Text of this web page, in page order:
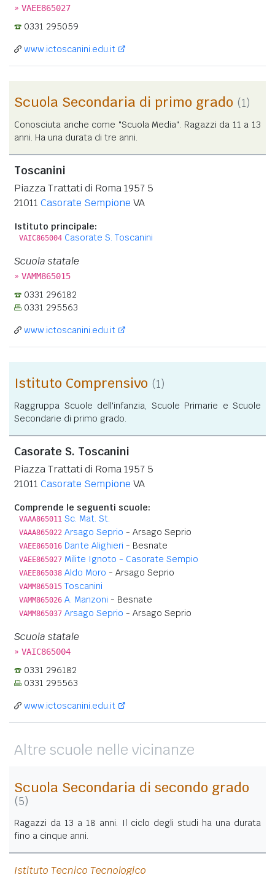
» VAEE865027
0331 295059
www.ictoscanini.edu.it
Scuola Secondaria di primo grado (1)
Conosciuta anche come "Scuola Media". Ragazzi da 11 a 13
anni. Ha una durata di tre anni.
Toscanini
Piazza Trattati di Roma 1957 5
21011 Casorate Sempione VA
Istituto principale:
VAIC865004 Casorate S. Toscanini
Scuola statale
» VAMM865015
0331 296182
0331 295563
www.ictoscanini.edu.it
Istituto Comprensivo (1)
Raggruppa Scuole dell'infanzia, Scuole Primarie e Scuole
Secondarie di primo grado.
Casorate S. Toscanini
Piazza Trattati di Roma 1957 5
21011 Casorate Sempione VA
Comprende le seguenti scuole:
VAAA865011 Sc. Mat. St.
VAAA865022 Arsago Seprio - Arsago Seprio
VAEE865016 Dante Alighieri - Besnate
VAEE865027 Milite Ignoto - Casorate Sempio
VAEE865038 Aldo Moro - Arsago Seprio
VAMM865015 Toscanini
VAMM865026 A. Manzoni - Besnate
VAMM865037 Arsago Seprio - Arsago Seprio
Scuola statale
» VAIC865004
0331 296182
0331 295563
www.ictoscanini.edu.it
Altre scuole nelle vicinanze
Scuola Secondaria di secondo grado
(5)
Ragazzi da 13 a 18 anni. Il ciclo degli studi ha una durata
fino a cinque anni.
Istituto Tecnico Tecnologico